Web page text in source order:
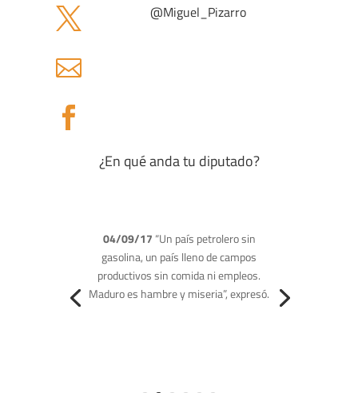
 @Miguel_Pizarro


¿En qué anda tu diputado?
28/08/17